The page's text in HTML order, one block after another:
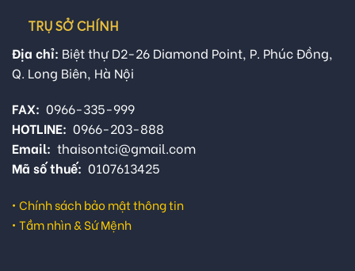
TRỤ SỞ CHÍNH
Địa chỉ: Biệt thự D2-26 Diamond Point, P. Phúc Đồng,
Q. Long Biên, Hà Nội
FAX: 0966-335-999
HOTLINE: 0966-203-888
Email: thaisontci@gmail.com
Mã số thuế: 0107613425
• Chính sách bảo mật thông tin
• Tầm nhìn & Sứ Mệnh